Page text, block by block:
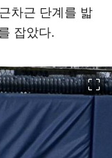
차근 단계를 밟
잡았다.